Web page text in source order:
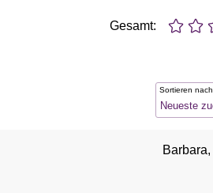
Gesamt:
Sortieren nach
Barbara,